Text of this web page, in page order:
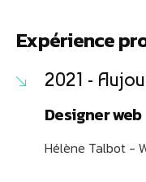
Expérience
2021 -
Designer web
Hélène Talbot -